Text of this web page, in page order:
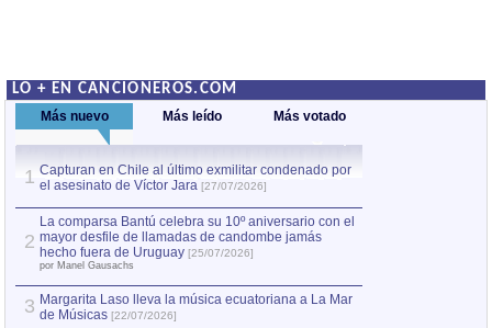
LO + EN CANCIONEROS.COM
Más nuevo Más leído Más votado
1 Capturan en Chile al último exmilitar condenado por
el asesinato de Víctor Jara [27/07/2026]
2
La comparsa Bantú celebra su 10º aniversario con el
mayor desfile de llamadas de candombe jamás
hecho fuera de Uruguay [25/07/2026]
por Manel Gausachs
3 Margarita Laso lleva la música ecuatoriana a La Mar
de Músicas [22/07/2026]